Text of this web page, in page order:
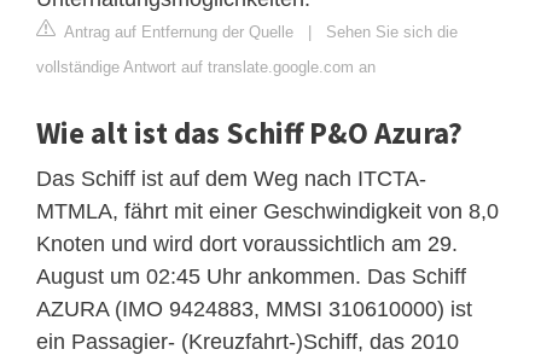
Antrag auf Entfernung der Quelle | Sehen Sie sich die
vollständige Antwort auf translate.google.com an
Wie alt ist das Schiff P&O Azura?
Das Schiff ist auf dem Weg nach ITCTA-
MTMLA, fährt mit einer Geschwindigkeit von 8,0
Knoten und wird dort voraussichtlich am 29.
August um 02:45 Uhr ankommen. Das Schiff
AZURA (IMO 9424883, MMSI 310610000) ist
ein Passagier- (Kreuzfahrt-)Schiff, das 2010